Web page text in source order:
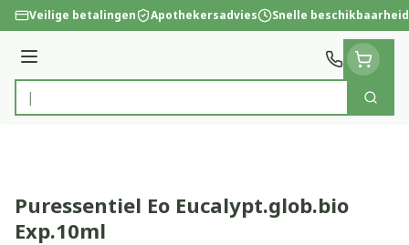
Ga naar de inhoud
Veilige betalingen Apothekersadvies Snelle beschikbaarheid
Menu
Product, merk, categorie...
Zoek
Puressentiel Eo Eucalypt.glob.bio
Exp.10ml